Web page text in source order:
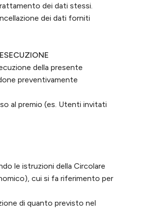
dei dati stessi.
dei dati forniti
della presente
preventivamente
al premio (es. Utenti invitati
le istruzioni della Circolare
cui si fa riferimento per
di quanto previsto nel